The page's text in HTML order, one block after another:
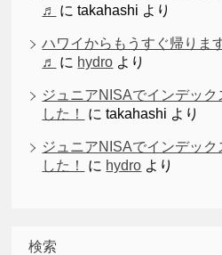
♬
にtakahashi より
ハワイからもうすぐ帰りま
♬
に hydro より
ジュニアNISAでインデック
した！
にtakahashi より
ジュニアNISAでインデック
した！
に hydro より
検索